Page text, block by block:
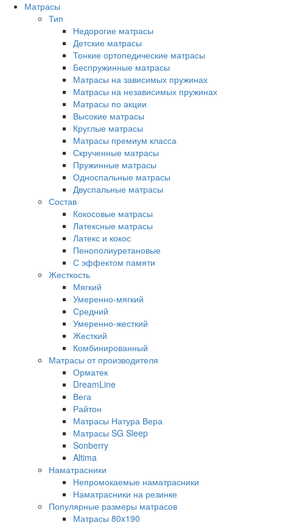
Матрасы
Тип
Недорогие матрасы
Детские матрасы
Тонкие ортопедические матрасы
Беспружинные матрасы
Матрасы на зависимых пружинах
Матрасы на независимых пружинах
Матрасы по акции
Высокие матрасы
Круглые матрасы
Матрасы премиум класса
Скрученные матрасы
Пружинные матрасы
Односпальные матрасы
Двуспальные матрасы
Состав
Кокосовые матрасы
Латексные матрасы
Латекс и кокос
Пенополиуретановые
С эффектом памяти
Жесткость
Мягкий
Умеренно-мягкий
Средний
Умеренно-жесткий
Жесткий
Комбинированный
Матрасы от производителя
Орматек
DreamLine
Вега
Райтон
Матрасы Натура Вера
Матрасы SG Sleep
Sonberry
Altima
Наматрасники
Непромокаемые наматрасники
Наматрасники на резинке
Популярные размеры матрасов
Матрасы 80x190